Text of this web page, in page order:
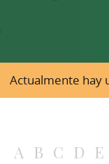
Actualmente hay
A B C D E